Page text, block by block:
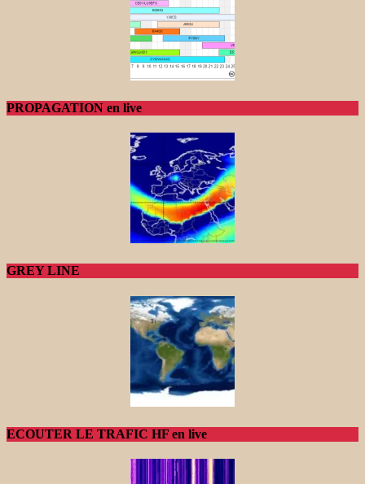
PROPAGATION en live
GREY LINE
ECOUTER LE TRAFIC HF en live